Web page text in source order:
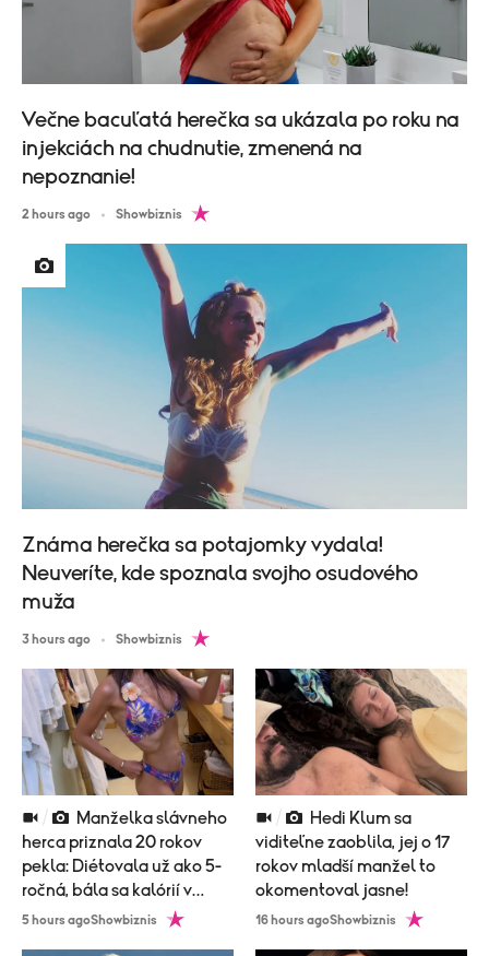
Večne bacuľatá herečka sa ukázala po roku na
injekciách na chudnutie, zmenená na
nepoznanie!
2 hours ago Showbiznis
Známa herečka sa potajomky vydala!
Neuveríte, kde spoznala svojho osudového
muža
3 hours ago Showbiznis
herca priznala 20 rokov
pekla: Diétovala už ako 5-
ročná, bála sa kalórií v
zubnej paste!
5 hours agoShowbiznis
viditeľne zaoblila, jej o 17
rokov mladší manžel to
okomentoval jasne!
16 hours agoShowbiznis